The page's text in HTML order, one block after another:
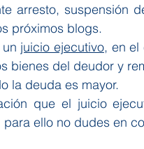
arresto, suspensión
próximos blogs.
juicio ejecutivo, en el
bienes del deudor y
la deuda es mayor.
que el juicio
ello no dudes en